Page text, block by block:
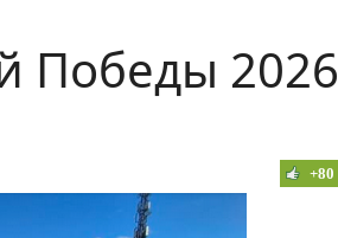
Победы 2026
+80